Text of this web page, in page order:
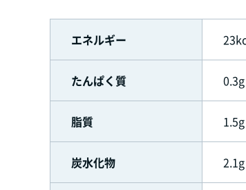
エネルギー
たんぱく質 0.3g
脂質 1.5g
炭水化物 2.1g